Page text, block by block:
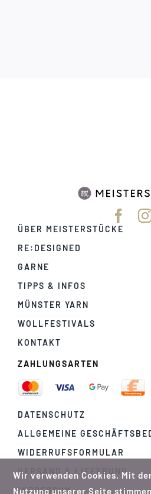
ÜBER MEISTERSTÜCKE
RE:DESIGNED
GARNE
TIPPS & INFOS
MÜNSTER YARN
WOLLFESTIVALS
KONTAKT
ZAHLUNGSARTEN
DATENSCHUTZ
ALLGEMEINE
WIDERRUFSFORMULAR
VERSAND & LIEFERUNG
IMPRESSUM
Wir verwenden Cookies. Mit
Nutzung unserer Seite